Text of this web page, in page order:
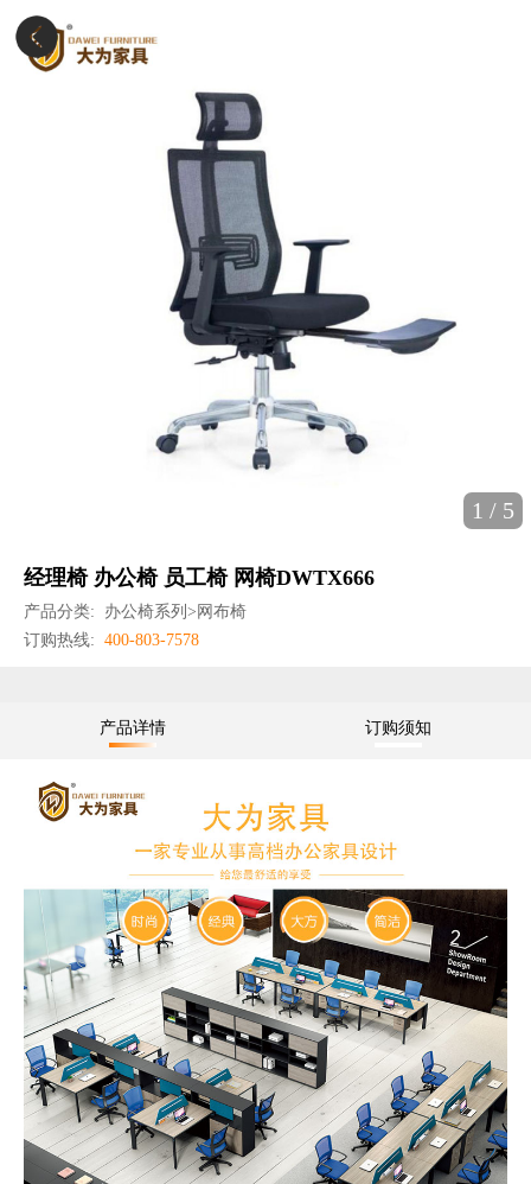
1 / 5
经理椅 办公椅 员工椅 网椅DWTX666
产品分类:
办公椅系列>网布椅
订购热线: 400-803-7578
产品详情 订购须知